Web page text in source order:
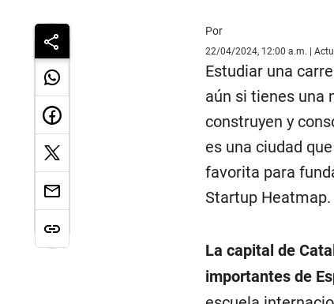
Por
22/04/2024, 12:00 a.m. |
Estudiar una
aún si tienes una
construyen y
es una ciudad
favorita para
Startup Heatmap.
La capital de
importantes de